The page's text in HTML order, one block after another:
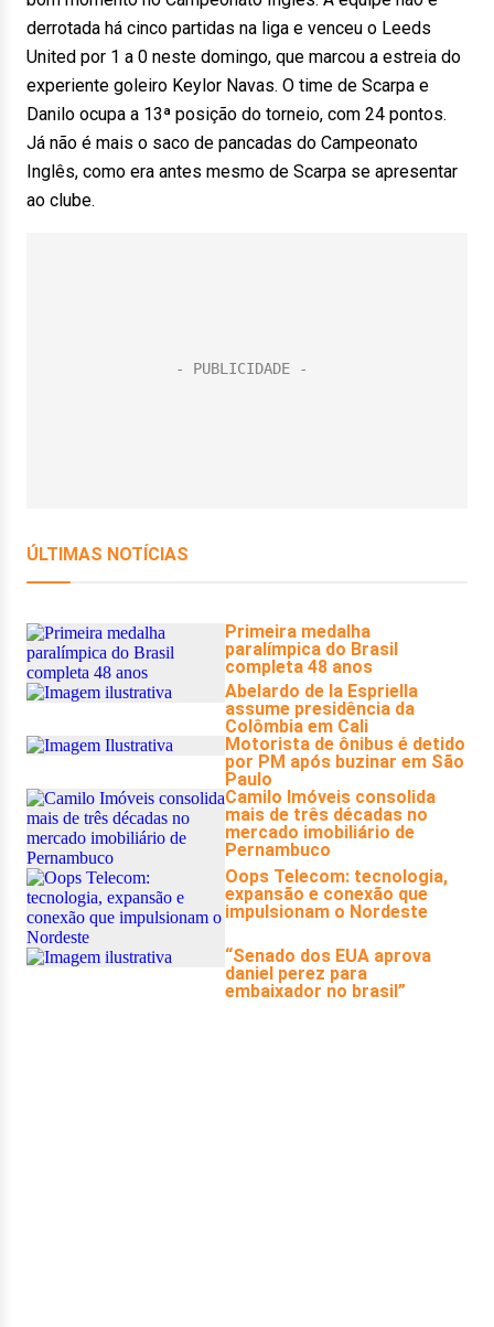
derrotada há cinco partidas na liga e venceu o Leeds
United por 1 a 0 neste domingo, que marcou a estreia do
experiente goleiro Keylor Navas. O time de Scarpa e
Danilo ocupa a 13ª posição do torneio, com 24 pontos.
Já não é mais o saco de pancadas do Campeonato
Inglês, como era antes mesmo de Scarpa se apresentar
ao clube.